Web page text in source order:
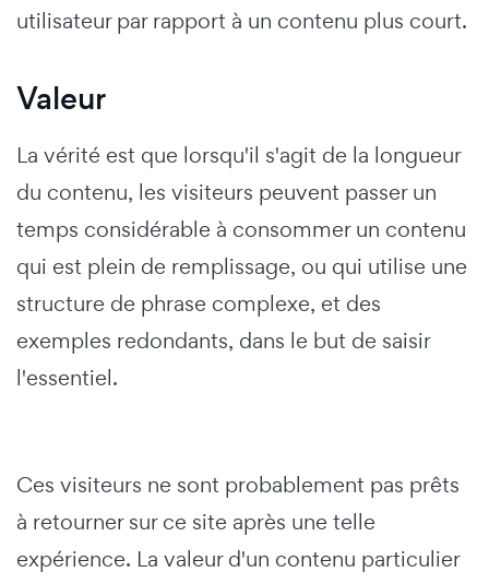
utilisateur par rapport à un contenu plus court.
Valeur
La vérité est que lorsqu'il s'agit de la longueur
du contenu, les visiteurs peuvent passer un
temps considérable à consommer un contenu
qui est plein de remplissage, ou qui utilise une
structure de phrase complexe, et des
exemples redondants, dans le but de saisir
l'essentiel.
Ces visiteurs ne sont probablement pas prêts
à retourner sur ce site après une telle
expérience. La valeur d'un contenu particulier